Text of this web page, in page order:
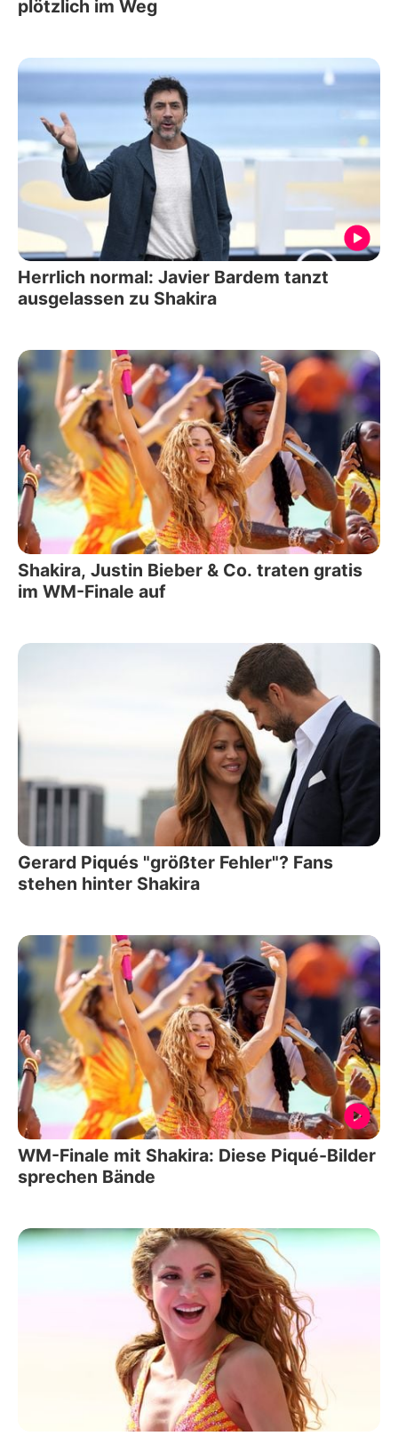
plötzlich im Weg
Herrlich normal: Javier Bardem tanzt
ausgelassen zu Shakira
Shakira, Justin Bieber & Co. traten gratis
im WM-Finale auf
Gerard Piqués "größter Fehler"? Fans
stehen hinter Shakira
WM-Finale mit Shakira: Diese Piqué-Bilder
sprechen Bände